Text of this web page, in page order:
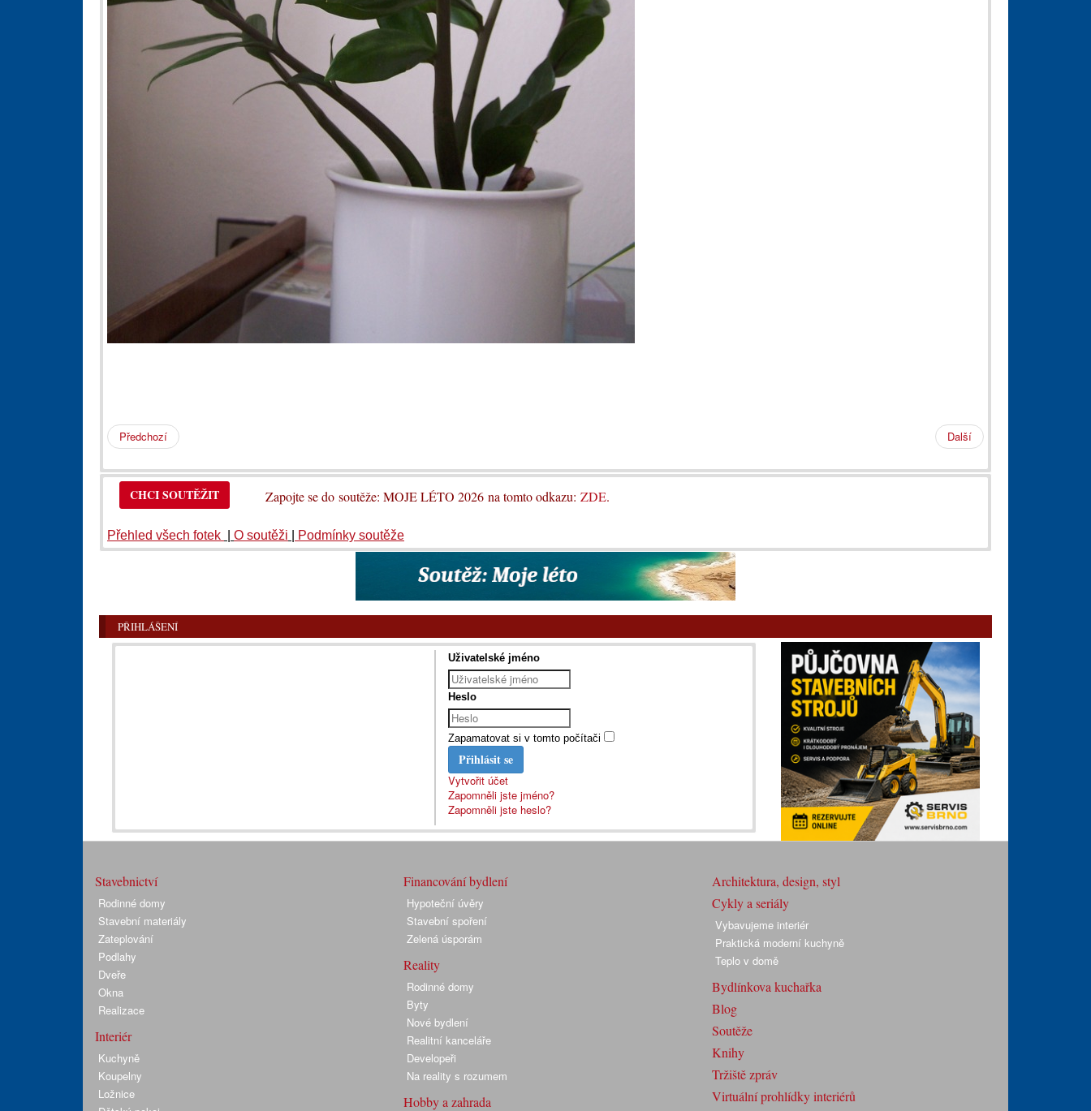
Předchozí Další
CHCI SOUTĚŽIT Zapojte se do soutěže: MOJE LÉTO 2026 na tomto odkazu: ZDE.
Přehled všech fotek O soutěži Podmínky soutěže
PŘIHLÁŠENÍ
Uživatelské jméno
Heslo
Zapamatovat si v tomto počítači
Přihlásit se
Vytvořit účet
Zapomněli jste jméno?
Zapomněli jste heslo?
Stavebnictví
Rodinné domy
Stavební materiály
Zateplování
Podlahy
Dveře
Okna
Realizace
Interiér
Kuchyně
Koupelny
Ložnice
Financování bydlení
Hypoteční úvěry
Stavební spoření
Zelená úsporám
Reality
Rodinné domy
Byty
Nové bydlení
Realitní kanceláře
Developeři
Na reality s rozumem
Hobby a zahrada
Architektura, design, styl
Cykly a seriály
Vybavujeme interiér
Praktická moderní kuchyně
Teplo v domě
Bydlínkova kuchařka
Blog
Soutěže
Knihy
Tržiště zpráv
Virtuální prohlídky interiérů